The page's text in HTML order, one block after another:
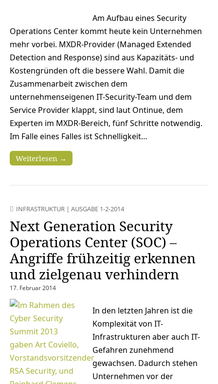
Am Aufbau eines Security
Operations Center kommt heute kein Unternehmen
mehr vorbei. MXDR-Provider (Managed Extended
Detection and Response) sind aus Kapazitäts- und
Kostengründen oft die bessere Wahl. Damit die
Zusammenarbeit zwischen dem
unternehmenseigenen IT-Security-Team und dem
Service Provider klappt, sind laut Ontinue, dem
Experten im MXDR-Bereich, fünf Schritte notwendig.
Im Falle eines Falles ist Schnelligkeit…
Weiterlesen →
INFRASTRUKTUR | AUSGABE 1-2-2014
Next Generation Security
Operations Center (SOC) –
Angriffe frühzeitig erkennen
und zielgenau verhindern
17. Februar 2014
In den letzten Jahren ist die
Komplexität von IT-
Infrastrukturen aber auch IT-
Gefahren zunehmend
gewachsen. Dadurch stehen
Unternehmen vor der